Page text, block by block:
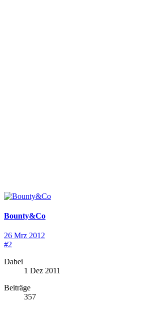
Bounty&Co
26 Mrz 2012
#2
Dabei
1 Dez 2011
Beiträge
357